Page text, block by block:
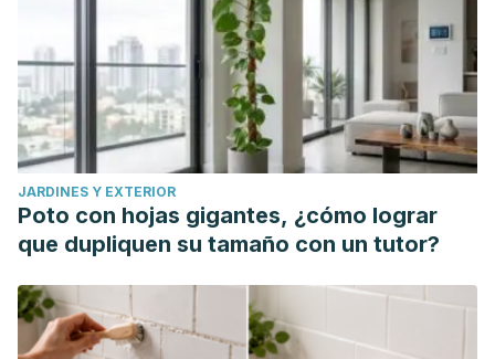
JARDINES Y EXTERIOR
Poto con hojas gigantes, ¿cómo lograr
que dupliquen su tamaño con un tutor?